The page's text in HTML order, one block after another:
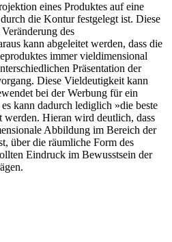
eines Produktes auf eine
die Kontur festgelegt ist. Diese
des
kann abgeleitet werden, dass die
immer vieldimensional
Präsentation der
Diese Vieldeutigkeit kann
bei der Werbung für ein
kann dadurch lediglich »die beste
werden. Hieran wird deutlich, dass
Abbildung im Bereich der
über die räumliche Form des
Eindruck im Bewusstsein der